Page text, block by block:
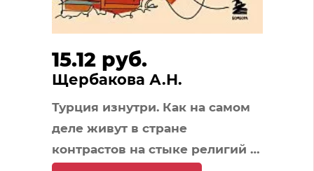
15.12 руб.
Щербакова А.Н.
Турция изнутри. Как на самом
деле живут в стране
контрастов на стыке религий и